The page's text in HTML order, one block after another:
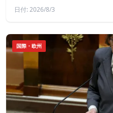
日付: 2026/8/3
国際・欧州